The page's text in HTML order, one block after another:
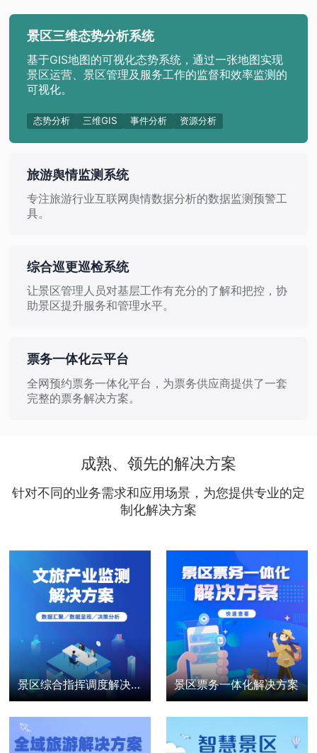
景区三维态势分析系统
基于GIS地图的可视化态势系统，通过一张地图实现
景区运营、景区管理及服务工作的监督和效率监测的
可视化。
态势分析 三维GIS 事件分析 资源分析
旅游舆情监测系统
专注旅游行业互联网舆情数据分析的数据监测预警工
具。
多数据源
综合巡更巡检系统
让景区管理人员对基层工作有充分的了解和把控，协
助景区提升服务和管理水平。
自定义检查项 巡检计划灵活配置
票务一体化云平台
全网预约票务一体化平台，为票务供应商提供了一套
完整的票务解决方案。
团票管理 OTA分销
成熟、领先的解决方案
针对不同的业务需求和应用场景，为您提供专业的定
制化解决方案
景区综合指挥调度解决方案 景区票务一体化解决方案